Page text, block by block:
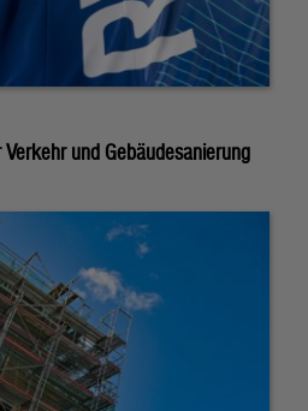
und Gebäudesanierung